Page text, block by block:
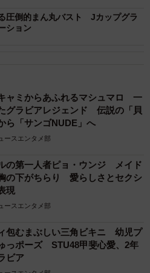
圧倒的まん丸バスト Jカップグラ
ション
ャミからあふれるマシュマロ 一
グラビアレジェンド 伝説の「貝
ら「サンゴNUDE」へ
ースエンタメ部
の第一人者ピョ・ウンジ メイド
の下がちらり 愛らしさとセクシ
現
ースエンタメ部
包むまぶしい三角ビキニ 幼児プ
っポーズ STU48甲斐心愛、2年
ビア